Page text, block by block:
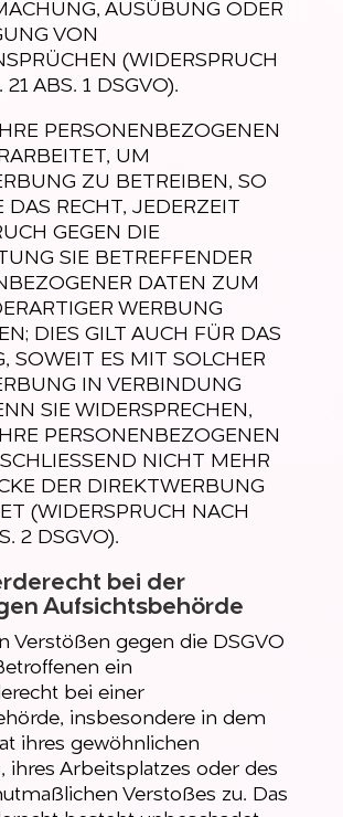
AUSÜBUNG ODER
VON
(WIDERSPRUCH
21 ABS. 1 DSGVO).
PERSONENBEZOGENEN
UM
ZU BETREIBEN, SO
DAS RECHT, JEDERZEIT
GEGEN DIE
SIE BETREFFENDER
DATEN ZUM
WERBUNG
DIES GILT AUCH FÜR DAS
SOWEIT ES MIT SOLCHER
IN VERBINDUNG
SIE WIDERSPRECHEN,
PERSONENBEZOGENEN
NICHT MEHR
DER DIREKTWERBUNG
(WIDERSPRUCH NACH
2 DSGVO).
bei der
Aufsichts­behörde
Verstößen gegen die DSGVO
ein
bei einer
insbesondere in dem
ihres gewöhnlichen
ihres Arbeitsplatzes oder des
Verstoßes zu. Das